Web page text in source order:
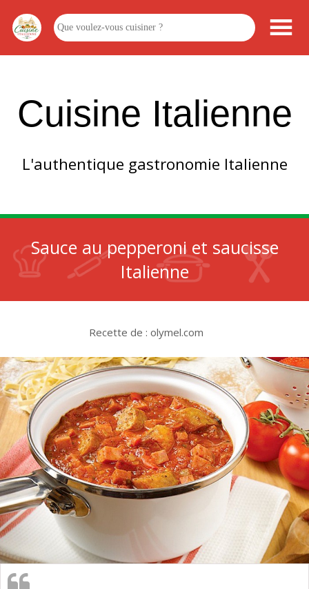
Cuisine Italienne
L'authentique gastronomie Italienne
Sauce au pepperoni et saucisse
Italienne
Recette de : olymel.com